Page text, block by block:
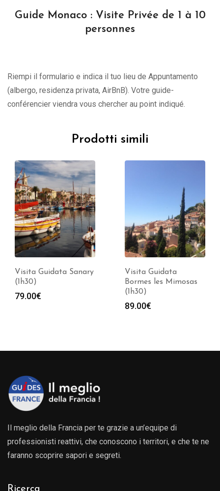
Guide Monaco : Visite Privée de 1 à 10
personnes
Riempi il formulario e indica il tuo lieu de Appuntamento
(albergo, residenza privata, AirBnB). Votre guide-
conférencier viendra vous chercher au point indiqué.
Prodotti simili
Visita Guidata
Bormes les Mimosas
(1h30)
Visita Guidata Hyères
(2 ore)
89.00
Il meglio della Francia per te grazie a un’equipe di
professionisti reattivi, che conoscono i territori, e che te ne
faranno scoprire sapori e segreti.
Ricerca